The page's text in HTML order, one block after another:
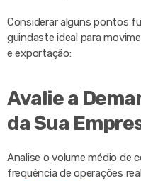
Considerar alguns pontos
guindaste ideal para
e exportação:
Avalie a
da Sua
Analise o volume médio de
frequência de operações